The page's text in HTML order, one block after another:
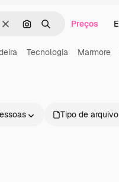
LimparPesquisar por imagem
BuscarPreços
Tecnologia Marmore
Tipo de arquivo